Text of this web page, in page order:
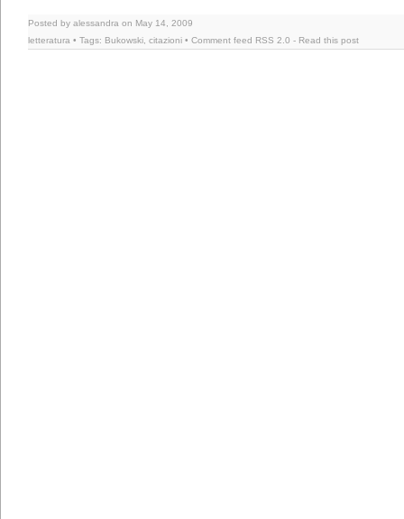
Posted by alessandra on May 14, 2009
letteratura • Tags: Bukowski citazioni • Comment feed RSS 2.0 - Read this post